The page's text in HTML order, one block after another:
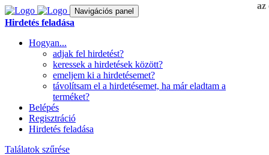
az
Navigációs panel
Hirdetés feladása
Hogyan...
adjak fel hirdetést?
keressek a hirdetések között?
emeljem ki a hirdetésemet?
távolítsam el a hirdetésemet, ha már eladtam a
terméket?
Belépés
Regisztráció
Hirdetés feladása
Találatok szűrése